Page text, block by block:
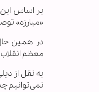
بر اساس این
«مبارزه»
در همین
معظم
به نقل از
نمی‌توانیم